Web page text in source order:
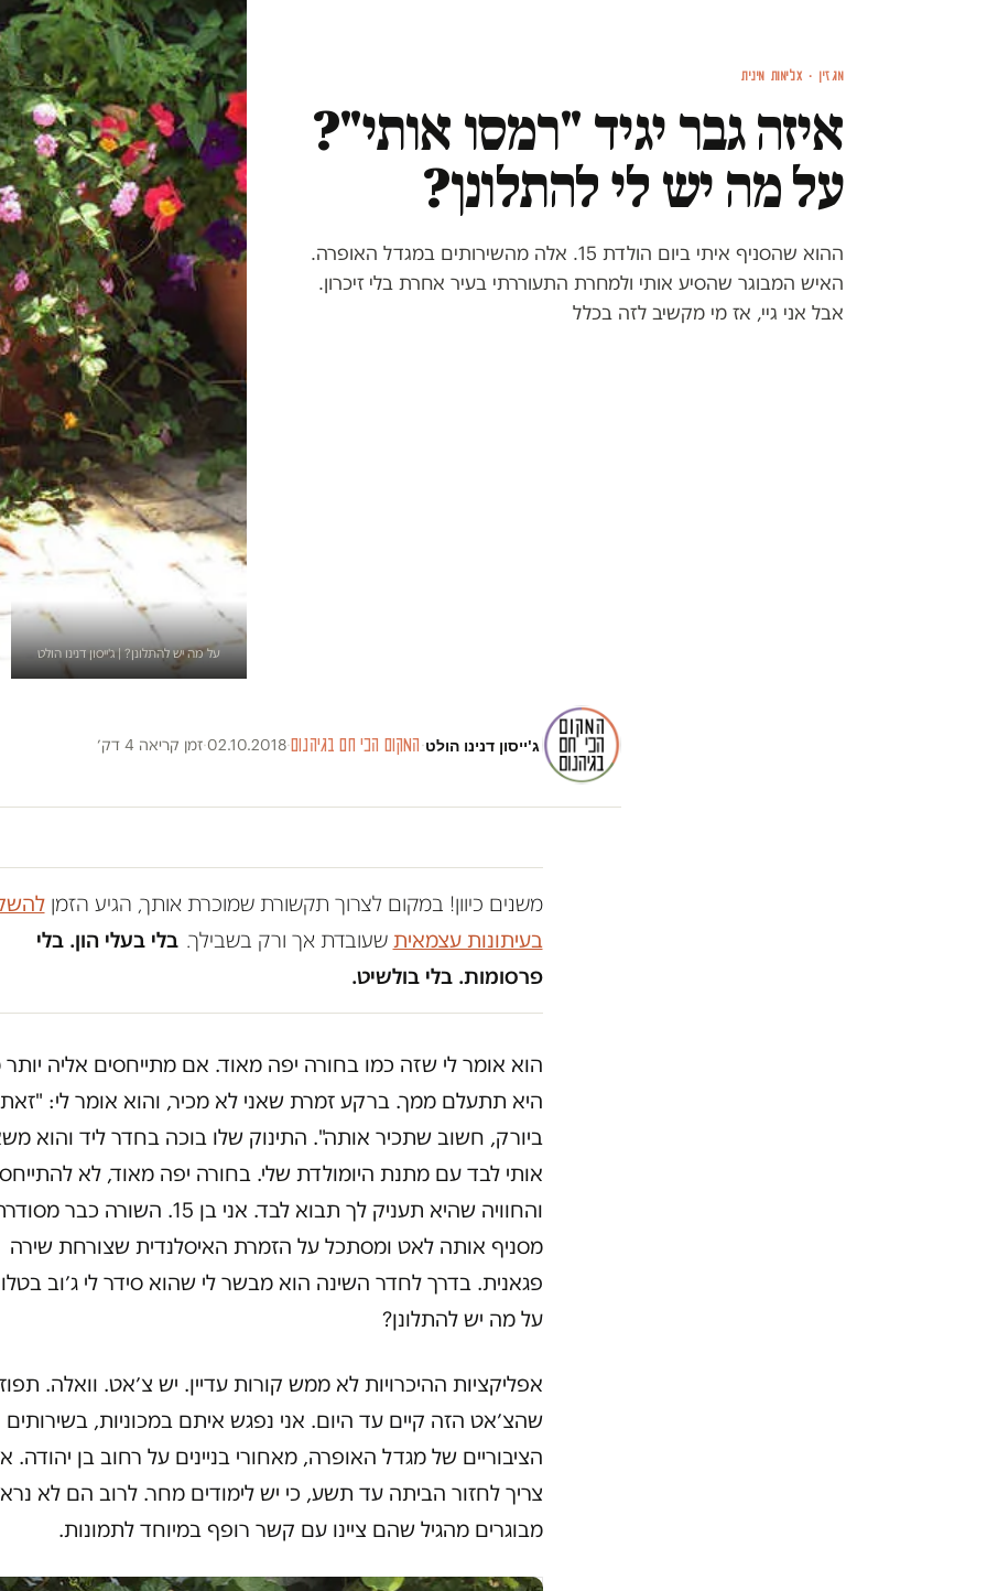
על מה יש להתלונן? | ג'ייסון דנינו הולט
מגזין · אלימות מינית
איזה גבר יגיד "רמסו אותי"?
על מה יש לי להתלונן?
ההוא שהסניף איתי ביום הולדת 15. אלה מהשירותים במגדל האופרה.
האיש המבוגר שהסיע אותי ולמחרת התעוררתי בעיר אחרת בלי זיכרון.
אבל אני גיי, אז מי מקשיב לזה בכלל
ג'ייסון דנינו הולט·המקום הכי חם בגיהנום·
02.10.2018
·זמן קריאה 4 דק׳
משנים כיוון! במקום לצרוך תקשורת שמוכרת אותך, הגיע הזמן
בעיתונות עצמאית שעובדת אך ורק בשבילך. בלי בעלי הון. בלי
פרסומות. בלי בולשיט.
הוא אומר לי שזה כמו בחורה יפה מאוד. אם מתייחסים אליה יותר
היא תתעלם ממך. ברקע זמרת שאני לא מכיר, והוא אומר לי: "זאת
ביורק, חשוב שתכיר אותה". התינוק שלו בוכה בחדר ליד והוא
אותי לבד עם מתנת היומולדת שלי. בחורה יפה מאוד, לא
והחוויה שהיא תעניק לך תבוא לבד. אני בן 15. השורה
מסניף אותה לאט ומסתכל על הזמרת האיסלנדית שצורחת שירה
פגאנית. בדרך לחדר השינה הוא מבשר לי שהוא סידר לי ג׳וב
על מה יש להתלונן?
אפליקציות ההיכרויות לא ממש קורות עדיין. יש צ׳אט. וואלה.
שהצ׳אט הזה קיים עד היום. אני נפגש איתם במכוניות, בשירותים
הציבוריים של מגדל האופרה, מאחורי בניינים על רחוב בן יהודה.
צריך לחזור הביתה עד תשע, כי יש לימודים מחר. לרוב הם לא
מבוגרים מהגיל שהם ציינו עם קשר רופף במיוחד לתמונות.